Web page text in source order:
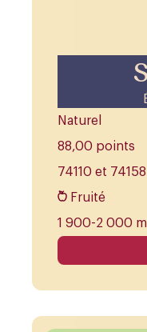
Naturel
88,00 points
74110 et 74158
Fruité
1 900-2 000